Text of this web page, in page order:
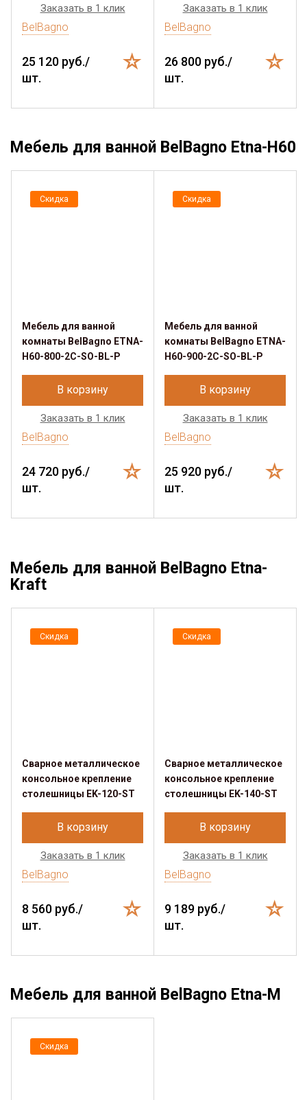
Заказать в 1 клик
BelBagno
25 120 руб./
шт.
Заказать в 1 клик
BelBagno
26 800 руб./
шт.
Мебель для ванной BelBagno Etna-H60
Скидка
Мебель для ванной
комнаты BelBagno ETNA-
H60-800-2C-SO-BL-P
В корзину
Заказать в 1 клик
BelBagno
24 720 руб./
шт.
Скидка
Мебель для ванной
комнаты BelBagno ETNA-
H60-900-2C-SO-BL-P
В корзину
Заказать в 1 клик
BelBagno
25 920 руб./
шт.
Мебель для ванной BelBagno Etna-
Kraft
Скидка
Сварное металлическое
консольное крепление
столешницы EK-120-ST
В корзину
Заказать в 1 клик
BelBagno
8 560 руб./
шт.
Скидка
Сварное металлическое
консольное крепление
столешницы EK-140-ST
В корзину
Заказать в 1 клик
BelBagno
9 189 руб./
шт.
Мебель для ванной BelBagno Etna-M
Скидка